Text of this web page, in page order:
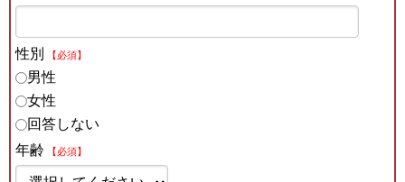
性別 【必須】
男性
女性
回答しない
年齢
【必須】